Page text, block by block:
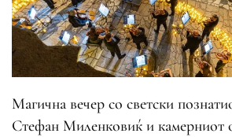
Магична вечер со светски
Стефан Миленковиќ и камерниот